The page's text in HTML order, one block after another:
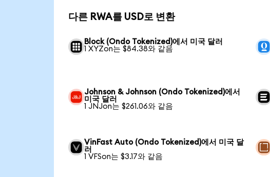
다른 RWA를 USD로 변환
Block (Ondo Tokenized)에서 미국 달러
1 XYZon는 $84.38와 같음
Johnson & Johnson (Ondo Tokenized)에서
미국 달러
1 JNJon는 $261.06와 같음
VinFast Auto (Ondo Tokenized)에서 미국 달
러
1 VFSon는 $3.17와 같음